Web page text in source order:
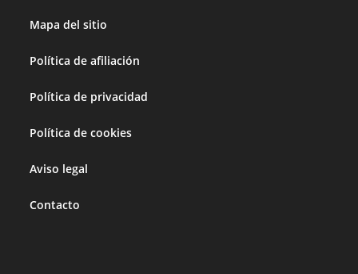
Mapa del sitio
Política de afiliación
Política de privacidad
Política de cookies
Aviso legal
Contacto